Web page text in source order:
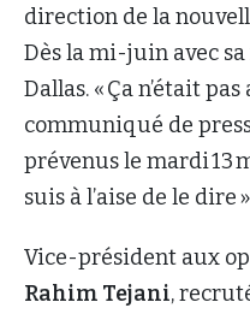
direction de la
Dès la mi-juin avec
Dallas. « Ça n’était
communiqué de
prévenus le mardi 13
suis à l’aise de le dire
Vice-président aux
Rahim Tejani,